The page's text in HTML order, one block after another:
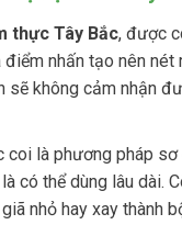
thực Tây Bắc, được
nhấn tạo nên nét
sẽ không cảm nhận
coi là phương pháp sơ
có thể dùng lâu dài.
nhỏ hay xay thành